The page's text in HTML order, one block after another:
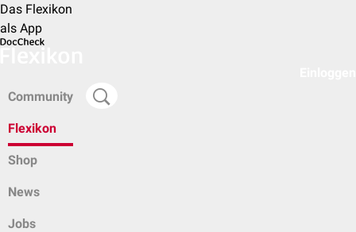
Das Flexikon
als App
Community
Flexikon
Shop
News
Jobs